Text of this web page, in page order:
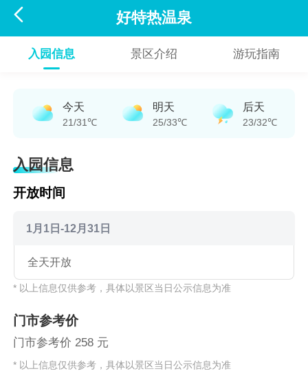
 好特热温泉
入园信息 景区介绍 游玩指南
今天
21/31℃
明天
25/33℃
后天
23/32℃
入园信息
开放时间
1月1日-12月31日
全天开放
* 以上信息仅供参考，具体以景区当日公示信息为准
门市参考价
门市参考价 258 元
* 以上信息仅供参考，具体以景区当日公示信息为准